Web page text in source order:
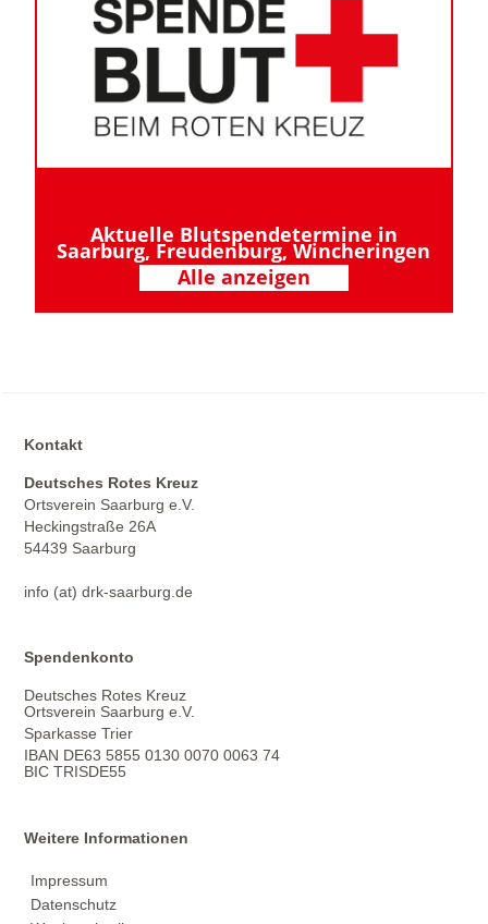
Aktuelle Blutspendetermine in
Saarburg, Freudenburg, Wincheringen
Alle anzeigen
Kontakt
Deutsches Rotes Kreuz
Ortsverein Saarburg e.V.
Heckingstraße 26A
54439 Saarburg
info (at) drk-saarburg.de
Spendenkonto
Deutsches Rotes Kreuz
Ortsverein Saarburg e.V.
Sparkasse Trier
IBAN DE63 5855 0130 0070 0063 74
BIC TRISDE55
Weitere Informationen
Impressum
Datenschutz